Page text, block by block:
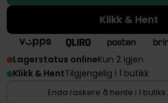
Klikk & Hent
Lagerstatus onlineKun 2 igjen
Klikk & HentTilgjengelig i 1 butikk
Enda raskere å hente i 1 butikk.